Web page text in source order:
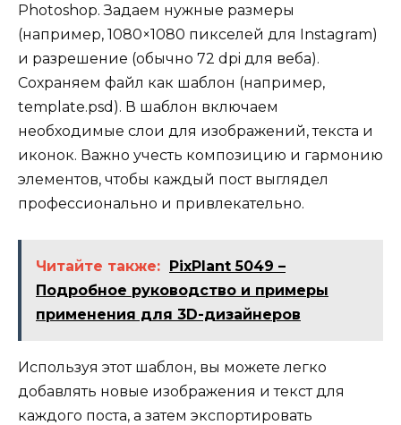
Photoshop. Задаем нужные размеры
(например, 1080×1080 пикселей для Instagram)
и разрешение (обычно 72 dpi для веба).
Сохраняем файл как шаблон (например,
template.psd). В шаблон включаем
необходимые слои для изображений, текста и
иконок. Важно учесть композицию и гармонию
элементов, чтобы каждый пост выглядел
профессионально и привлекательно.
Читайте также: PixPlant 5049 –
Подробное руководство и примеры
применения для 3D-дизайнеров
Используя этот шаблон, вы можете легко
добавлять новые изображения и текст для
каждого поста, а затем экспортировать